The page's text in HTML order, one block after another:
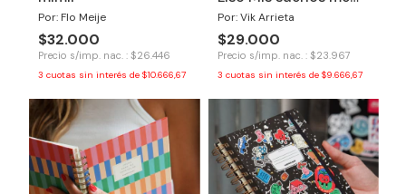
Por: Flo Meije
$32.000
Precio s/imp. nac. : $26.446
3 cuotas sin interés de $10.666,67
necesitan
Por: Vik Arrieta
$29.000
Precio s/imp. nac. : $23.967
3 cuotas sin interés de $9.666,67